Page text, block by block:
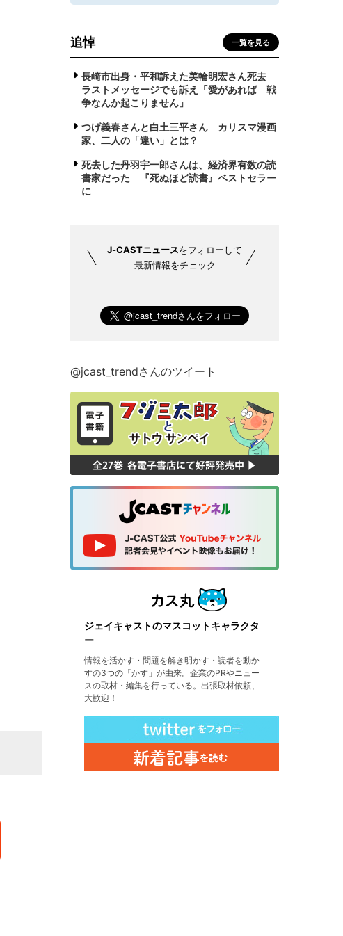
追悼 一覧を見る
長崎市出身・平和訴えた美輪明宏さん死去
ラストメッセージでも訴え「愛があれば 戦
争なんか起こりません」
つげ義春さんと白土三平さん カリスマ漫画
家、二人の「違い」とは？
死去した丹羽宇一郎さんは、経済界有数の読
書家だった 『死ぬほど読書』ベストセラー
に
J-CASTニュースをフォローして
最新情報をチェック
@jcast_trendさんのツイート
ジェイキャストのマスコットキャラクタ
ー
情報を活かす・問題を解き明かす・読者を動か
すの3つの「かす」が由来。企業のPRやニュー
スの取材・編集を行っている。出張取材依頼、
大歓迎！